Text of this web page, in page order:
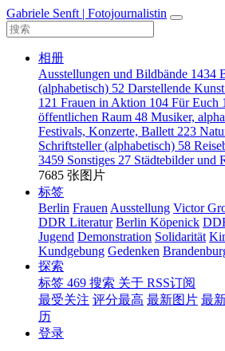
Gabriele Senft | Fotojournalistin
相册
Ausstellungen und Bildbände 1434
(alphabetisch) 52 Darstellende
121 Frauen in Aktion 104 Für Euch
öffentlichen Raum 48 Musiker,
Festivals, Konzerte, Ballett 223
Schriftsteller (alphabetisch) 58
3459 Sonstiges 27 Städtebilder und
7685 张图片
标签
Berlin Frauen Ausstellung Victor
DDR Literatur Berlin Köpenick
Jugend Demonstration Solidarität
Kundgebung Gedenken
探索
标签 469 搜索 关于 RSS订阅
最受关注 评分最高 最新图片 最
历
登录